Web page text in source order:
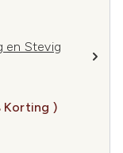
en Stevig
Korting )